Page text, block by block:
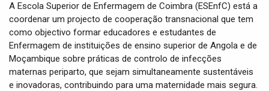
A Escola Superior de Enfermagem de Coimbra (ESEnfC) está a
coordenar um projecto de cooperação transnacional que tem
como objectivo formar educadores e estudantes de
Enfermagem de instituições de ensino superior de Angola e de
Moçambique sobre práticas de controlo de infecções
maternas periparto, que sejam simultaneamente sustentáveis
e inovadoras, contribuindo para uma maternidade mais segura.